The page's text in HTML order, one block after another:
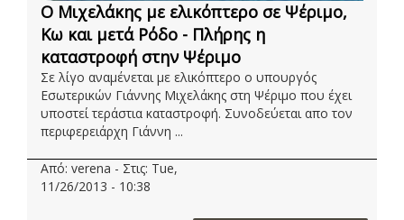
Ο Μιχελάκης με ελικόπτερο σε Ψέριμο,
Κω και μετά Ρόδο - Πλήρης η
καταστροφή στην Ψέριμο
Σε λίγο αναμένεται με ελικόπτερο ο υπουργός
Εσωτερικών Γιάννης Μιχελάκης στη Ψέριμο που έχει
υποστεί τεράστια καταστροφή. Συνοδεύεται απο τον
περιφερειάρχη Γιάννη ...
Από: verena - Στις: Tue,
11/26/2013 - 10:38